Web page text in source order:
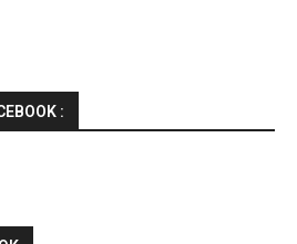
: